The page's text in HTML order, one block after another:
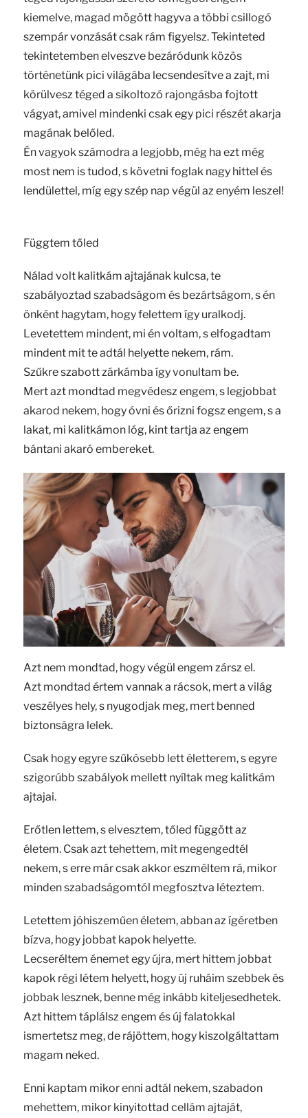
kiemelve, magad mögött hagyva a többi csillogó
szempár vonzását csak rám figyelsz. Tekinteted
tekintetemben elveszve bezáródunk közös
történetünk pici világába lecsendesítve a zajt, mi
körülvesz téged a sikoltozó rajongásba fojtott
vágyat, amivel mindenki csak egy pici részét akarja
magának belőled.
Én vagyok számodra a legjobb, még ha ezt még
most nem is tudod, s követni foglak nagy hittel és
lendülettel, míg egy szép nap végül az enyém leszel!
Függtem tőled
Nálad volt kalitkám ajtajának kulcsa, te
szabályoztad szabadságom és bezártságom, s én
önként hagytam, hogy felettem így uralkodj.
Levetettem mindent, mi én voltam, s elfogadtam
mindent mit te adtál helyette nekem, rám.
Szűkre szabott zárkámba így vonultam be.
Mert azt mondtad megvédesz engem, s legjobbat
akarod nekem, hogy óvni és őrizni fogsz engem, s a
lakat, mi kalitkámon lóg, kint tartja az engem
bántani akaró embereket.
Azt nem mondtad, hogy végül engem zársz el.
Azt mondtad értem vannak a rácsok, mert a világ
veszélyes hely, s nyugodjak meg, mert benned
biztonságra lelek.
Csak hogy egyre szűkösebb lett életterem, s egyre
szigorúbb szabályok mellett nyíltak meg kalitkám
ajtajai.
Erőtlen lettem, s elvesztem, tőled függött az
életem. Csak azt tehettem, mit megengedtél
nekem, s erre már csak akkor eszméltem rá, mikor
minden szabadságomtól megfosztva léteztem.
Letettem jóhiszeműen életem, abban az ígéretben
bízva, hogy jobbat kapok helyette.
Lecseréltem énemet egy újra, mert hittem jobbat
kapok régi létem helyett, hogy új ruháim szebbek és
jobbak lesznek, benne még inkább kiteljesedhetek.
Azt hittem táplálsz engem és új falatokkal
ismertetsz meg, de rájöttem, hogy kiszolgáltattam
magam neked.
Enni kaptam mikor enni adtál nekem, szabadon
mehettem, mikor kinyitottad cellám ajtaját,